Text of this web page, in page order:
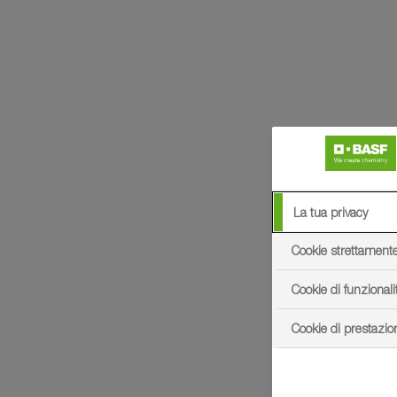
La tua privacy
Cookie
Cookie di
Cookie di